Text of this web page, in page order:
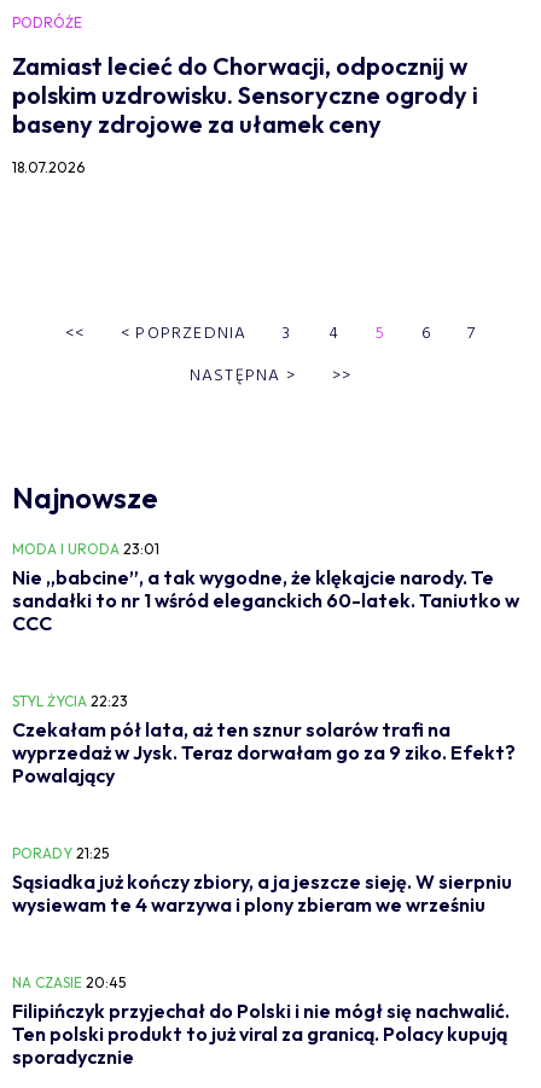
PODRÓŻE
Zamiast lecieć do Chorwacji, odpocznij w
polskim uzdrowisku. Sensoryczne ogrody i
baseny zdrojowe za ułamek ceny
18.07.2026
<< < POPRZEDNIA 3 4 5 6
7
NASTĘPNA > >>
Najnowsze
MODA I URODA 23:01
Nie „babcine”, a tak wygodne, że klękajcie narody. Te
sandałki to nr 1 wśród eleganckich 60-latek. Taniutko w
CCC
STYL ŻYCIA 22:23
Czekałam pół lata, aż ten sznur solarów trafi na
wyprzedaż w Jysk. Teraz dorwałam go za 9 ziko. Efekt?
Powalający
PORADY 21:25
Sąsiadka już kończy zbiory, a ja jeszcze sieję. W sierpniu
wysiewam te 4 warzywa i plony zbieram we wrześniu
NA CZASIE 20:45
Filipińczyk przyjechał do Polski i nie mógł się nachwalić.
Ten polski produkt to już viral za granicą. Polacy kupują
sporadycznie